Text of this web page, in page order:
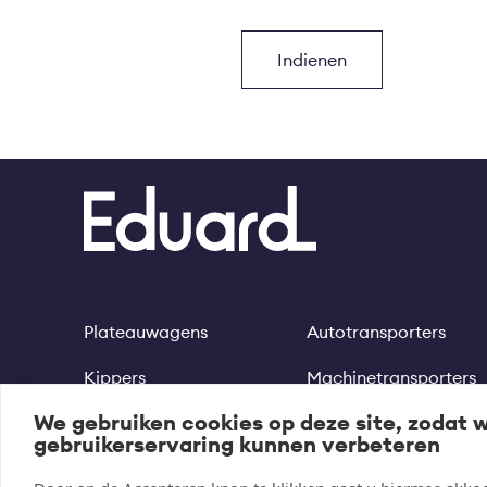
We gebruiken cookies op deze site, zodat
gebruikerservaring kunnen verbeteren
Footer
Plateauwagens
Kippers
Multitransporters
Autotransporters
Machinetransporters
Motortrailer